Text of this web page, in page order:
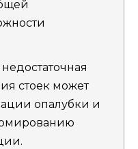
стоек может
опалубки и